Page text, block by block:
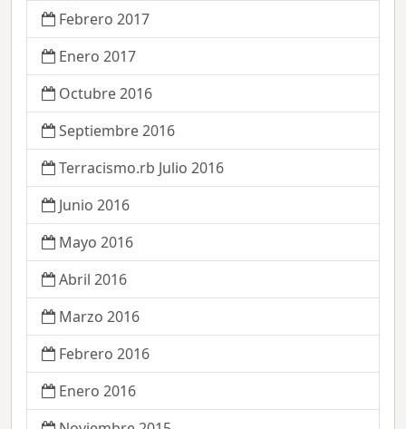
Febrero 2017
Enero 2017
Octubre 2016
Septiembre 2016
Terracismo.rb Julio 2016
Junio 2016
Mayo 2016
Abril 2016
Marzo 2016
Febrero 2016
Enero 2016